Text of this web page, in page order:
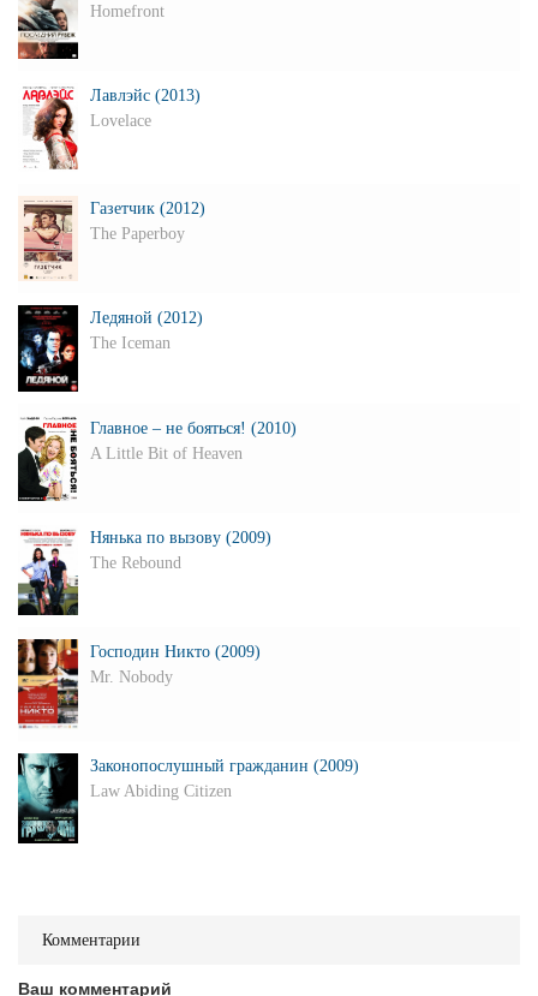
Homefront
Лавлэйс (2013)
Lovelace
Газетчик (2012)
The Paperboy
Ледяной (2012)
The Iceman
Главное – не бояться! (2010)
A Little Bit of Heaven
Нянька по вызову (2009)
The Rebound
Господин Никто (2009)
Mr. Nobody
Законопослушный гражданин (2009)
Law Abiding Citizen
Комментарии
Ваш комментарий